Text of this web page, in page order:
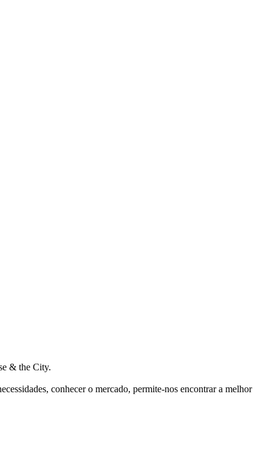
& the City.
conhecer o mercado, permite-nos encontrar a melhor